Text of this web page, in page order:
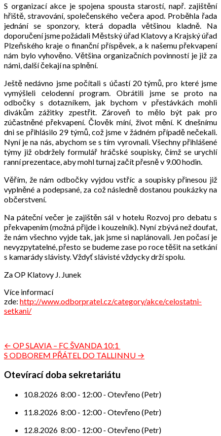
S organizací akce je spojena spousta starostí, např. zajištění
hřiště, stravování, společenského večera apod. Proběhla řada
jednání se sponzory, která dopadla většinou kladně. Na
doporučení jsme požádali Městský úřad Klatovy a Krajský úřad
Plzeňského kraje o finanční příspěvek, a k našemu překvapení
nám bylo vyhověno. Většina organizačních povinností je již za
námi, další čekají na splnění.
Ještě nedávno jsme počítali s účastí 20 týmů, pro které jsme
vymýšleli celodenní program. Obrátili jsme se proto na
odbočky s dotazníkem, jak bychom v přestávkách mohli
divákům zážitky zpestřit. Zároveň to mělo být pak pro
zúčastněné překvapení. Člověk míní, život mění. K dnešnímu
dni se přihlásilo 29 týmů, což jsme v žádném případě nečekali.
Nyní je na nás, abychom se s tím vyrovnali. Všechny přihlášené
týmy již obdržely formulář hráčské soupisky, čímž se urychlí
ranní prezentace, aby mohl turnaj začít přesně v 9.00 hodin.
Věřím, že nám odbočky vyjdou vstříc a soupisky přinesou již
vyplněné a podepsané, za což následně dostanou poukázky na
občerstvení.
Na páteční večer je zajištěn sál v hotelu Rozvoj pro debatu s
překvapením (možná přijde i kouzelník). Nyní zbývá než doufat,
že nám všechno vyjde tak, jak jsme si naplánovali. Jen počasí je
nevyzpytatelné, přesto se budeme zase po roce těšit na setkání
s kamarády slávisty. Vždyť slávisté vždycky drží spolu.
Za OP Klatovy J. Junek
Více informací
zde: http://www.odborpratel.cz/category/akce/celostatni-
setkani/
Navigace
pro
příspěvek
← OP SLAVIA – FC ŠVANDA 10:1
S ODBOREM PŘÁTEL DO TALLINNU →
Otevírací doba sekretariátu
10.8.2026 8:00- 12:00- Otevřeno (Petr)
11.8.2026 8:00- 12:00- Otevřeno (Petr)
12.8.2026 8:00- 12:00- Otevřeno (Petr)